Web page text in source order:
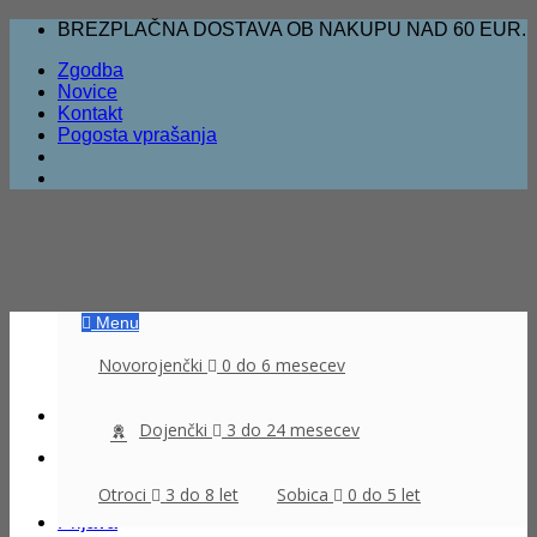
Skoči
vsebino
BREZPLAČNA DOSTAVA OB NAKUPU NAD 60 EUR.
Zgodba
Novice
Kontakt
Pogosta vprašanja
Menu
Novorojenčki 0 do 6 mesecev
Dojenčki 3 do 24 mesecev
Otroci 3 do 8 let Sobica 0 do 5 let